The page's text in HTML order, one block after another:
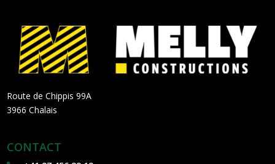
Route de Chippis 99A
3966 Chalais
CONTACT